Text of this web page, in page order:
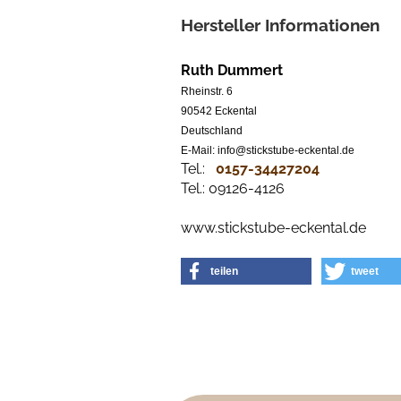
Hersteller Informationen
Ruth Dummert
Rheinstr. 6
90542 Eckental
Deutschland
E-Mail: info@stickstube-eckental.de
Tel.: 0157-34427204​
Tel.: 09126-4126
www.stickstube-eckental.de
teilen tweet